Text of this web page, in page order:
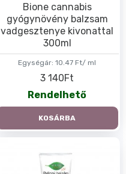
Egységár: 10.47 Ft/ ml
Bione cannabis
gyógynövény balzsam
vadgesztenye kivonattal
300ml
3 140Ft
Rendelhető
KOSÁRBA